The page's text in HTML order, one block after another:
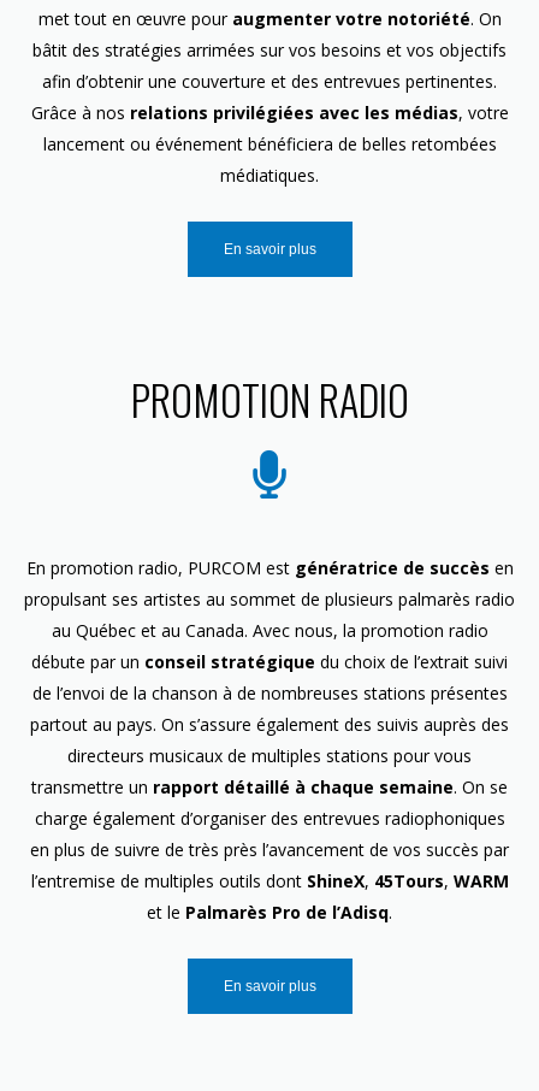
met tout en œuvre pour augmenter votre notoriété. On
bâtit des stratégies arrimées sur vos besoins et vos objectifs
afin d’obtenir une couverture et des entrevues pertinentes.
Grâce à nos relations privilégiées avec les médias, votre
lancement ou événement bénéficiera de belles retombées
médiatiques.
En savoir plus
PROMOTION RADIO
En promotion radio, PURCOM est génératrice de succès en
propulsant ses artistes au sommet de plusieurs palmarès radio
au Québec et au Canada. Avec nous, la promotion radio
débute par un conseil stratégique du choix de l’extrait suivi
de l’envoi de la chanson à de nombreuses stations présentes
partout au pays. On s’assure également des suivis auprès des
directeurs musicaux de multiples stations pour vous
transmettre un rapport détaillé à chaque semaine. On se
charge également d’organiser des entrevues radiophoniques
en plus de suivre de très près l’avancement de vos succès par
l’entremise de multiples outils dont ShineX, 45Tours, WARM
et le Palmarès Pro de l’Adisq.
En savoir plus